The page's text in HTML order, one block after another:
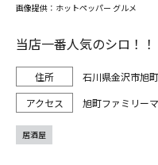
当店一番人気のシロ！
石川県金沢市旭
旭町ファミリー
画像提供：ホットペッパー グルメ
居酒屋